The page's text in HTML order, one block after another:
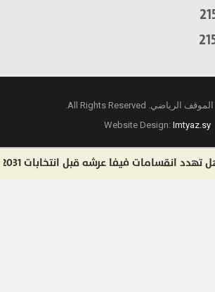
Website Design:Imtyaz.sy
فيفا عرشه قبل انتخابات 2031؟